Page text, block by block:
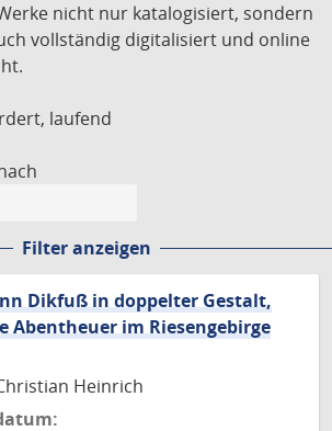
nicht nur katalogisiert, sondern
vollständig digitalisiert und online
laufend
Filter anzeigen
Dikfuß in doppelter Gestalt,
Abentheuer im Riesengebirge
Heinrich